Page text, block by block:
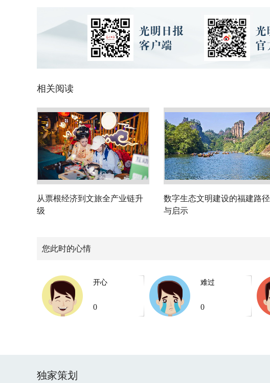
相关阅读
从票根经济到文旅全产业链升
级
数字生态文明建设的福建路径
与启示
您此时的心情
开心
0
难过
0
独家策划